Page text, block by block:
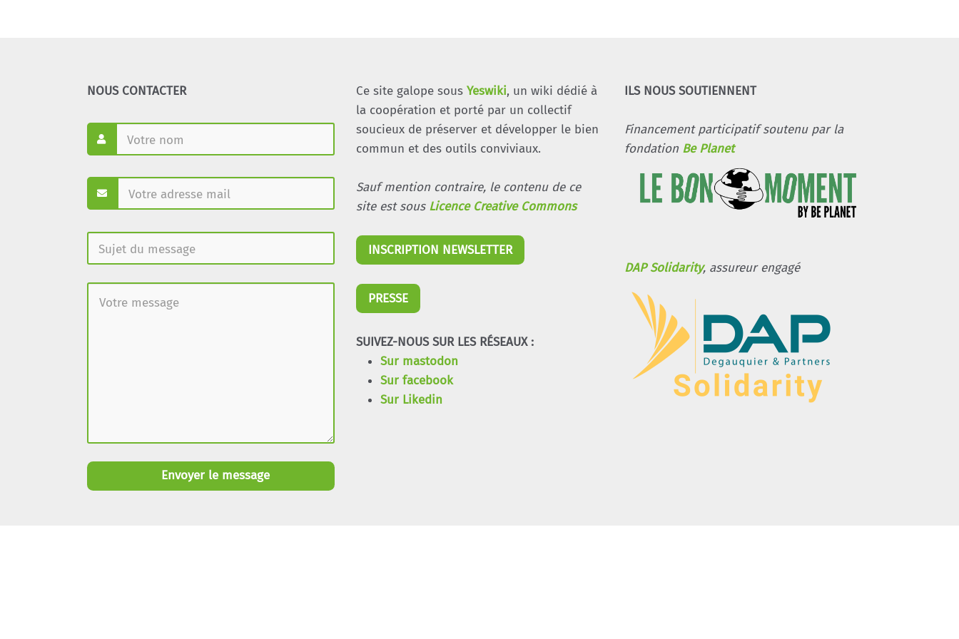
NOUS CONTACTER
Envoyer le message
Ce site galope sous Yeswiki, un wiki dédié à
la coopération et porté par un collectif
soucieux de préserver et développer le bien
commun et des outils conviviaux.
Sauf mention contraire, le contenu de ce
site est sous Licence Creative Commons
INSCRIPTION NEWSLETTER
PRESSE
SUIVEZ-NOUS SUR LES RÉSEAUX :
Sur mastodon
Sur facebook
Sur Likedin
ILS NOUS SOUTIENNENT
Financement participatif soutenu par la
fondation Be Planet
DAP Solidarity, assureur engagé